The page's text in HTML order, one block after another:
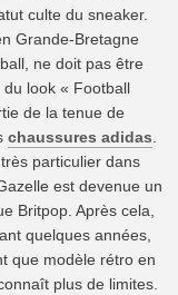
culte du sneaker.
Grande-Bretagne
ne doit pas être
look « Football
de la tenue de
chaussures adidas
particulier dans
est devenue un
Britpop. Après cela,
quelques années,
que modèle rétro en
plus de limites.